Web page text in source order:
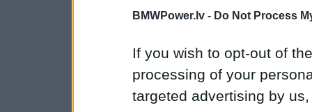
BMWPower.lv - Do Not Process
If you wish to opt-out of
processing of your
targeted advertising by